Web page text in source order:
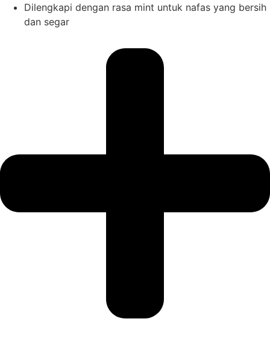
Dilengkapi dengan rasa mint untuk nafas yang bersih
dan segar